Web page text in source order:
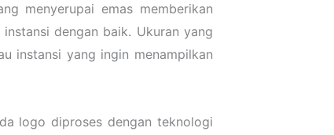
menyerupai emas memberikan
dengan baik. Ukuran yang
instansi yang ingin menampilkan
logo diproses dengan teknologi